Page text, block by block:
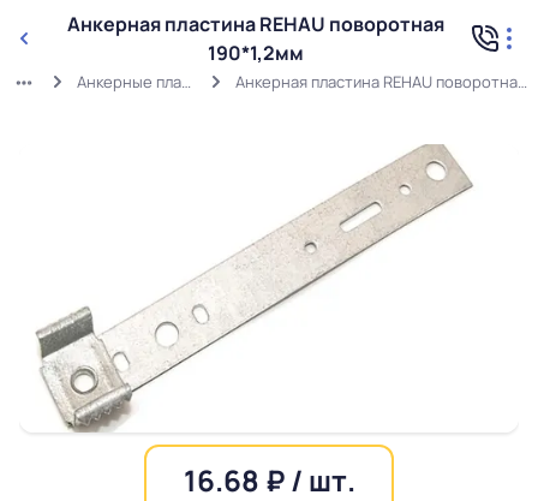
Анкерная пластина REHAU поворотная
190*1,2мм
Анкерные пластины Анкерная пластина REHAU поворотная 190*1,2мм
16.68 ₽ / шт.